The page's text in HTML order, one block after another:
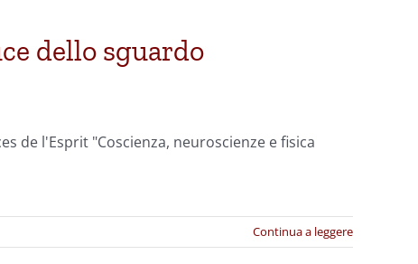
dello sguardo
de l'Esprit "Coscienza, neuroscienze e fisica
Continua a leggere